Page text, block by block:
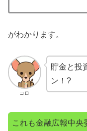
がわかります。
コロ
貯金と投
ン！?
これも金融広報中